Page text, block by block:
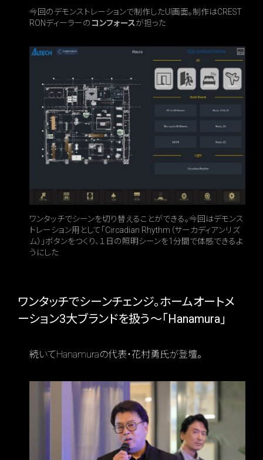
今回のデモンストレーションで制作したUI画面。制作はCREST
RONディーラーの コンフォースが担った
ワンタッチでシーンを切り替えることができる。今回はデモンス
トレーション用として「Circadian Rhythm（サーカディアンリズ
ム）」ボタンをつくり、１日の照明シーンを1分間で体感できるよ
うにした
ワンタッチでシーンチェンジ。ホームオートメ
ーション3大ブランドを扱う～「Hanamura」
続いてHanamuraの代表・花村勇氏が登壇。